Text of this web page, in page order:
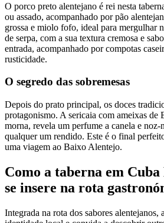
O porco preto alentejano é rei nesta
ou assado, acompanhado por pão
grossa e miolo fofo, ideal para mergulhar
de serpa, com a sua textura cremosa e
entrada, acompanhado por compotas
rusticidade.
O segredo das sobremesas
Depois do prato principal, os doces
protagonismo. A sericaia com ameixas de
morna, revela um perfume a canela e noz-
qualquer um rendido. Este é o final
uma viagem ao Baixo Alentejo.
Como a taberna em
se insere na rota
Integrada na rota dos sabores alentejanos,